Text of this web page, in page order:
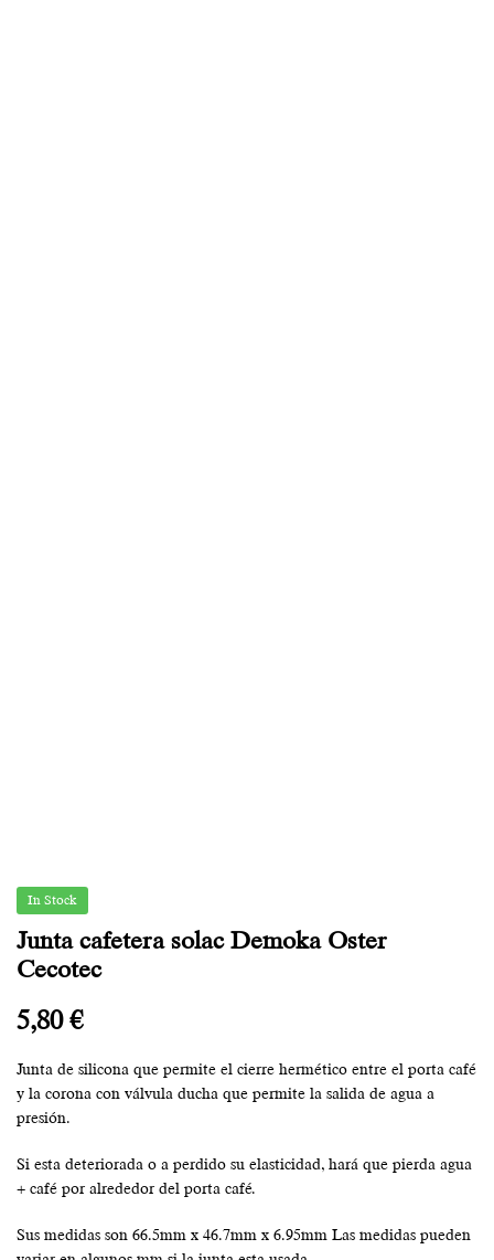
In Stock
Junta cafetera solac Demoka Oster
Cecotec
5,80€
Junta de silicona que permite el cierre hermético entre el porta café
y la corona con válvula ducha que permite la salida de agua a
presión.
Si esta deteriorada o a perdido su elasticidad, hará que pierda agua
+ café por alrededor del porta café.
Sus medidas son 66.5mm x 46.7mm x 6.95mm Las medidas pueden